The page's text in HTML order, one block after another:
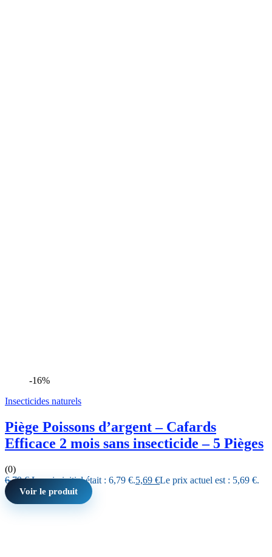
-16%
Insecticides naturels
Piège Poissons d’argent – Cafards
Efficace 2 mois sans insecticide – 5 Pièges
(0)
6,79€ Le prix initial était : 6,79 €.5,69 €Le prix actuel est : 5,69 €.
Voir le produit